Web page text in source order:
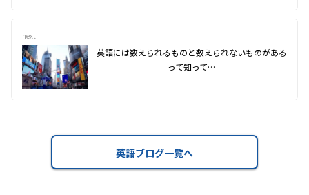
next
英語には数えられるものと数えられないものがある
って知って…
英語ブログ一覧へ